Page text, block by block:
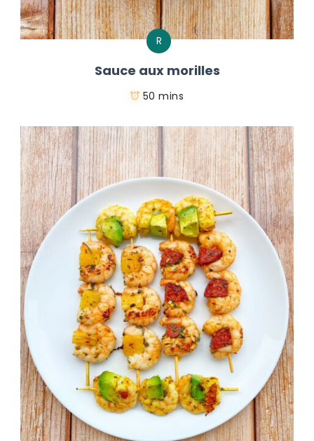
R
Sauce aux morilles
50 mins